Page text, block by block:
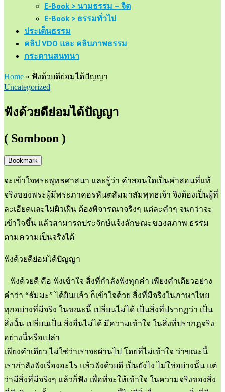
E-Book > นามธรรม – จิต
E-Book > ธรรมทั่วไป
ประเด็นธรรม
คลิป VDO และ คลิบภาพธรรม
กระดานสนทนา
Home » ฟังด้วยดีย่อมได้ปัญญา
Uncategorized
ฟังด้วยดีย่อมได้ปัญญา
( Somboon )
Bookmark
จะเข้าใจพระพุทธศาสนา และรู้ว่า คำสอนใดเป็นคำสอนที่แท้
จริงของพระผู้มีพระภาคอรหันตสัมมาสัมพุทธเจ้า จึงต้องเป็นผู้ที่
ละเอียดและไม่ผิวเผิน ต้องพิจารณาจริงๆ แต่ละคำๆ จนกว่าจะ
เข้าใจขึ้น แล้วสามารถประจักษ์แจ้งลักษณะของสภาพ ธรรม
ตามความเป็นจริงได้
ฟังด้วยดีย่อมได้ปัญญา
ฟังด้วยดี คือ ฟังเข้าใจ สิ่งที่กำลังฟังทุกคำ เพียงคำเดียวอย่าง
คำว่า “ธัมมะ” ได้ยินแล้ว ก็เข้าใจด้วย สิ่งที่มีจริงในภาษาไทย
ทุกอย่างที่มีจริง ในขณะนี้ เปลี่ยนไม่ได้ เป็นสิ่งที่ปรากฏว่า เป็น
สิ่งนั้น เปลี่ยนเป็น สิ่งอื่นไม่ได้ มีความเข้าใจ ในสิ่งที่ปรากฏจริง
อย่างนี้หรือเปล่า
เพียงคำเดียว ไม่ใช่ว่าเราจะผ่านไป โดยที่ไม่เข้าใจ ว่าขณะนี้
เรากำลังฟังเรื่องอะไร แล้วฟังด้วยดี เป็นยังไง ไม่ใช่อย่างนั้น แต่
ว่ามีสิ่งที่มีจริงๆ แล้วก็ฟัง เพื่อที่จะให้เข้าใจ ในความจริงของสิ่ง